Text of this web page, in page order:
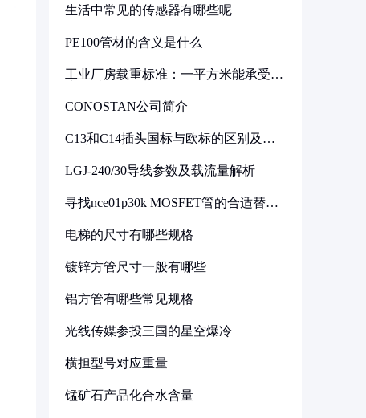
生活中常见的传感器有哪些呢
PE100管材的含义是什么
工业厂房载重标准：一平方米能承受多
CONOSTAN公司简介
C13和C14插头国标与欧标的区别及其
LGJ-240/30导线参数及载流量解析
寻找nce01p30k MOSFET管的合适替代
电梯的尺寸有哪些规格
镀锌方管尺寸一般有哪些
铝方管有哪些常见规格
光线传媒参投三国的星空爆冷
横担型号对应重量
锰矿石产品化合水含量